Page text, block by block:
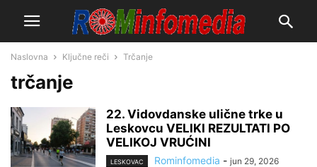
Naslovna Ključne reči Trčanje
trčanje
22. Vidovdanske ulične trke u
Leskovcu VELIKI REZULTATI PO
VELIKOJ VRUĆINI
LESKOVAC Rominfomedia - jun 29, 2026